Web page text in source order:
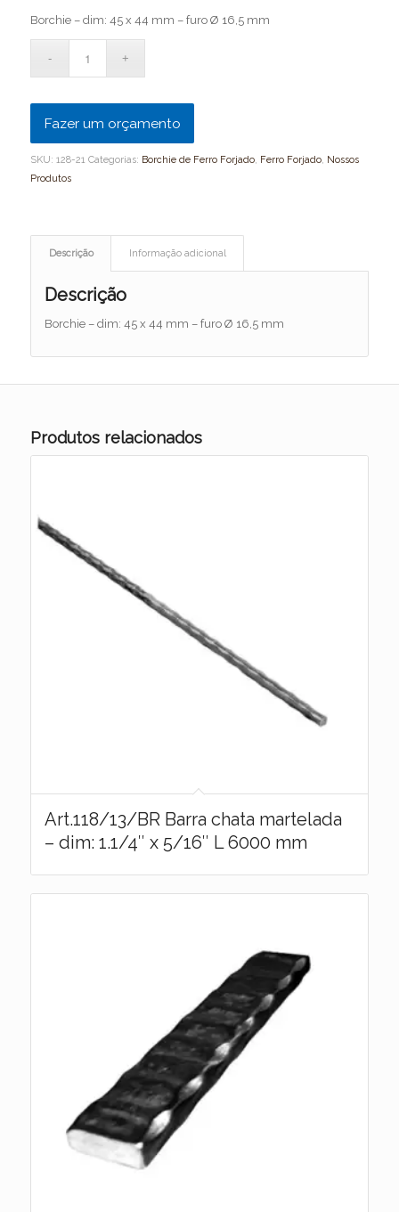
Borchie – dim: 45 x 44 mm – furo Ø 16,5 mm
Fazer um orçamento
SKU: 128-21 Categorias: Borchie de Ferro Forjado, Ferro Forjado, Nossos
Produtos
Descrição Informação adicional
Descrição
Borchie – dim: 45 x 44 mm – furo Ø 16,5 mm
Produtos relacionados
Art.118/13/BR Barra chata martelada
– dim: 1.1/4″ x 5/16″ L 6000 mm